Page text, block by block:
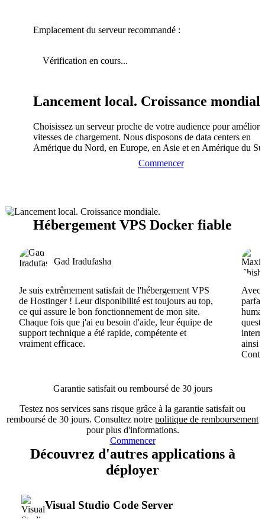
Emplacement du serveur recommandé :
Vérification en cours...
Lancement local. Croissance
Choisissez un serveur proche de votre audience pour
vitesses de chargement. Nous disposons de data centers en
Amérique du Nord, en Europe, en Asie et en Amérique du
Commencer
Hébergement VPS Docker fiable
Gad Iradufasha
Je suis extrêmement satisfait de l'hébergement VPS
de Hostinger ! Leur disponibilité est toujours au top,
ce qui assure le bon fonctionnement de mon site.
Chaque fois que j'ai eu besoin d'aide, leur équipe de
support technique a été rapide, compétente et
vraiment efficace.
Avec
ainsi
Garantie satisfait ou remboursé de 30 jours
Testez nos services sans risque grâce à la garantie satisfait ou
remboursé de 30 jours. Consultez notre politique de remboursement
pour plus d'informations.
Commencer
Découvrez d'autres applications à
déployer
Visual Studio Code Server